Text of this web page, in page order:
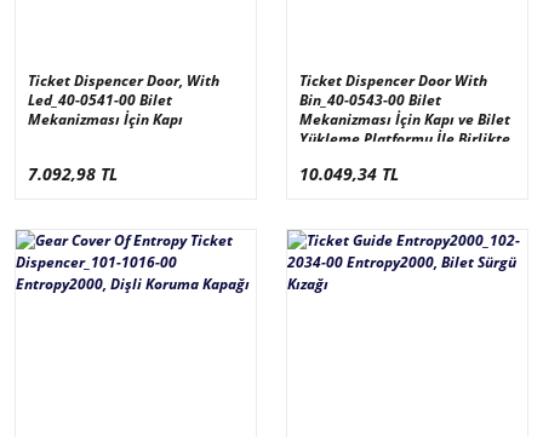
Ticket Dispencer Door, With
Led_40-0541-00 Bilet
Mekanizması İçin Kapı
7.092,98 TL
Ticket Dispencer Door With
Bin_40-0543-00 Bilet
Mekanizması İçin Kapı ve Bilet
Yükleme Platformu İle Birlikte
10.049,34 TL